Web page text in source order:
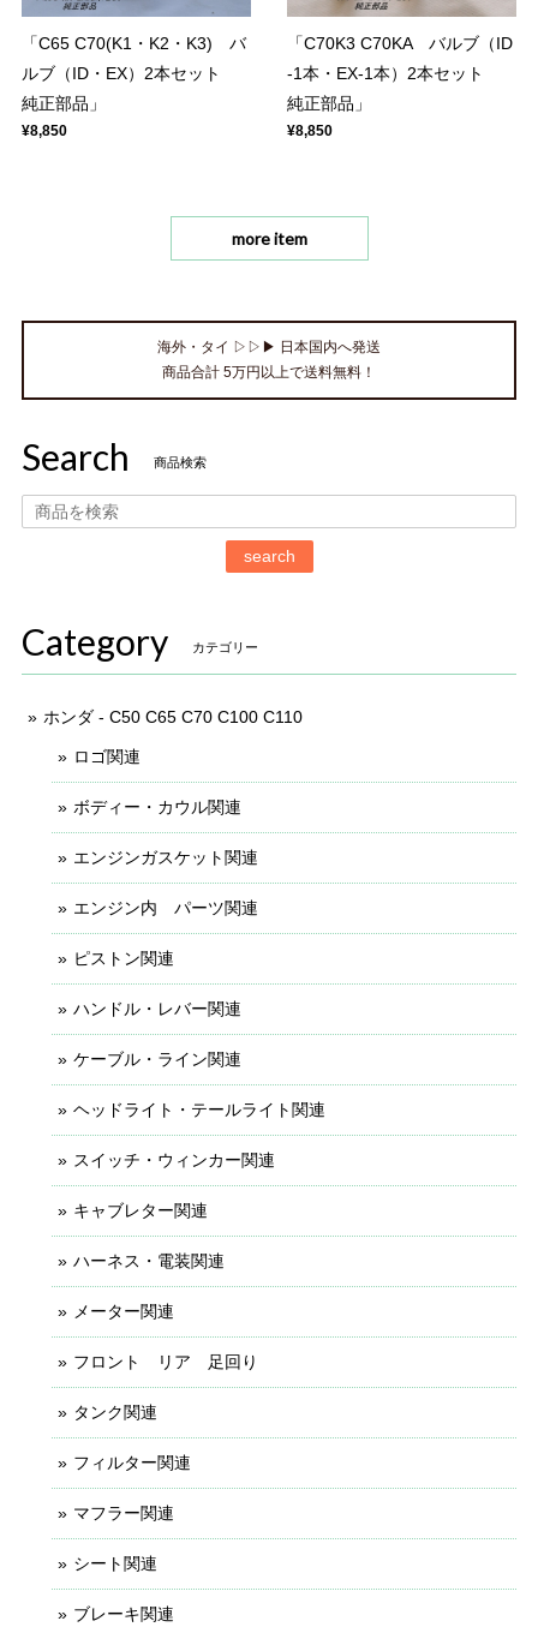
「C65 C70(K1・K2・K3) バ
ルブ（ID・EX）2本セット
純正部品」
¥8,850
「C70K3 C70KA バルブ（ID
-1本・EX-1本）2本セット
純正部品」
¥8,850
more item
海外・タイ ▷▷▶ 日本国内へ発送
商品合計 5万円以上で送料無料！
Search 商品検索
search
Category カテゴリー
ホンダ - C50 C65 C70 C100 C110
ロゴ関連
ボディー・カウル関連
エンジンガスケット関連
エンジン内 パーツ関連
ピストン関連
ハンドル・レバー関連
ケーブル・ライン関連
ヘッドライト・テールライト関連
スイッチ・ウィンカー関連
キャブレター関連
ハーネス・電装関連
メーター関連
フロント リア 足回り
タンク関連
フィルター関連
マフラー関連
シート関連
ブレーキ関連